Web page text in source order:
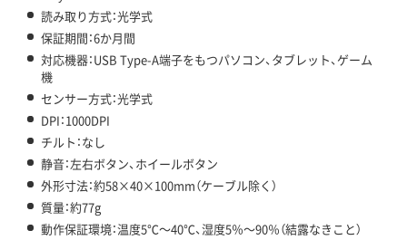
読み取り方式：光学式
保証期間：6か月間
対応機器：USB Type-A端子をもつパソコン、タブレット、ゲーム
機
センサー方式：光学式
DPI：1000DPI
チルト：なし
静音：左右ボタン、ホイールボタン
外形寸法：約58×40×100mm（ケーブル除く）
質量：約77g
動作保証環境：温度5℃～40℃、湿度5％～90％（結露なきこと）